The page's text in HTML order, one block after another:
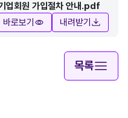
업회원 가입절차 안내.pdf
바로보기
내려받기
목록